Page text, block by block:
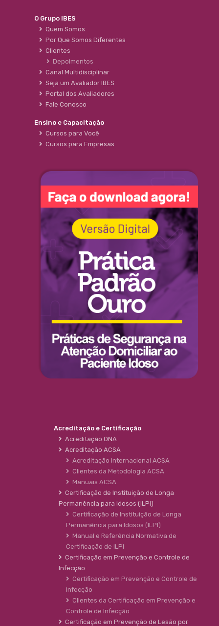
O Grupo IBES
Quem Somos
Por Que Somos Diferentes
Clientes
Depoimentos
Canal Multidisciplinar
Seja um Avaliador IBES
Portal dos Avaliadores
Fale Conosco
Ensino e Capacitação
Cursos para Você
Cursos para Empresas
Acreditação e Certificação
Acreditação ONA
Acreditação ACSA
Acreditação Internacional ACSA
Clientes da Metodologia ACSA
Manuais ACSA
Certificação de Instituição de Longa
Permanência para Idosos (ILPI)
Certificação de Instituição de Longa
Permanência para Idosos (ILPI)
Manual e Referência Normativa de
Certificação de ILPI
Certificação em Prevenção e Controle de
Infecção
Certificação em Prevenção e Controle de
Infecção
Clientes da Certificação em Prevenção e
Controle de Infecção
Certificação em Prevenção de Lesão por